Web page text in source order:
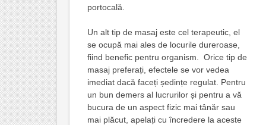
portocală.
Un alt tip de masaj este cel terapeutic, el
se ocupă mai ales de locurile dureroase,
fiind benefic pentru organism. Orice tip de
masaj preferați, efectele se vor vedea
imediat dacă faceți ședințe regulat. Pentru
un bun demers al lucrurilor și pentru a vă
bucura de un aspect fizic mai tânăr sau
mai plăcut, apelați cu încredere la aceste